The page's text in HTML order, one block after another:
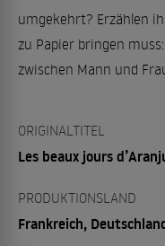
umgekehrt? Erzählen
zu Papier bringen
zwischen Mann und
ORIGINALTITEL
Les beaux jours
PRODUKTIONSLAND
Frankreich,